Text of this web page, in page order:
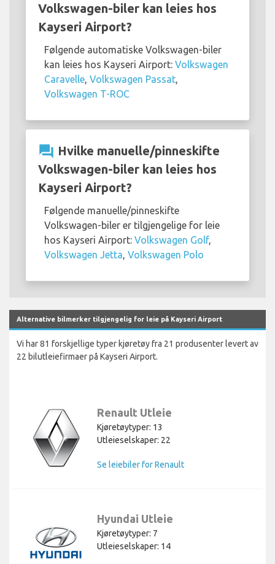
Volkswagen-biler kan leies hos
Kayseri Airport?
Følgende automatiske Volkswagen-biler
kan leies hos Kayseri Airport: Volkswagen
Caravelle Volkswagen Passat
Volkswagen T-ROC
question_answer Hvilke manuelle/pinneskifte
Volkswagen-biler kan leies hos
Kayseri Airport?
Følgende manuelle/pinneskifte
Volkswagen-biler er tilgjengelige for leie
hos Kayseri Airport: Volkswagen Golf,
Volkswagen Jetta Volkswagen Polo
Alternative bilmerker tilgjengelig for leie på Kayseri Airport
Vi har 81 forskjellige typer kjøretøy fra 21 produsenter levert av
22 bilutleiefirmaer på Kayseri Airport.
Renault Utleie
Kjøretøytyper: 13
Utleieselskaper: 22
Se leiebiler for Renault
Hyundai Utleie
Kjøretøytyper: 7
Utleieselskaper: 14